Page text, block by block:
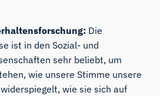
Die
ist in den Sozial- und
sehr beliebt, um
wie unsere Stimme unsere
wie sie sich auf